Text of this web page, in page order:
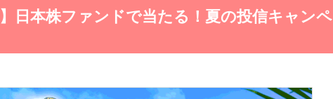
】日本株ファンドで当たる！夏の投信キャンペ